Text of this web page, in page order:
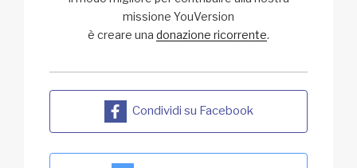
missione YouVersion
è creare una donazione ricorrente.
Condividi su Facebook